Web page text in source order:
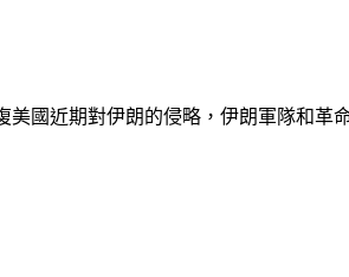
美國近期對伊朗的侵略，伊朗軍隊和革